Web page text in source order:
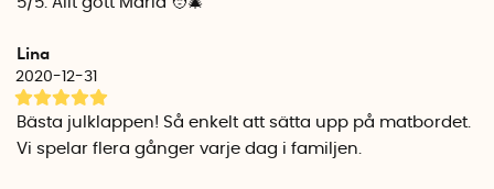
2 st bordtennisrack
Mått låda: 27,5 cm x 16,5 cm x 8,5 cm.
Lina
2020-12-31
Bästa julklappen! Så enkelt att sätta upp på matbordet.
Vi spelar flera gånger varje dag i familjen.